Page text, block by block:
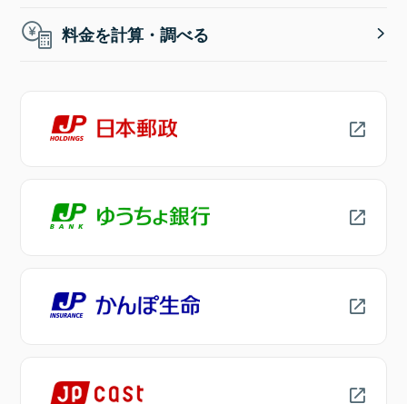
料金を計算・調べる